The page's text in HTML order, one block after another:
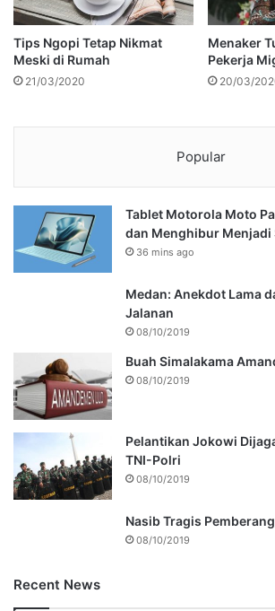
Tips Ngopi Tetap Nikmat
Meski di Rumah
21/03/2020
Menaker
Pekerja
20/03/
Popular
Tablet Motorola Moto
dan Menghibur Menjadi
36 mins ago
Medan: Anekdot Lama
Jalanan
08/10/2019
Buah Simalakama
08/10/2019
Pelantikan Jokowi
TNI-Polri
08/10/2019
Nasib Tragis
08/10/2019
Recent News